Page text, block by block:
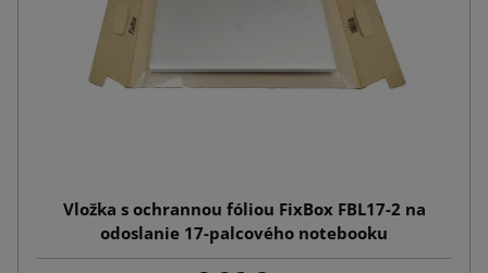
Vložka s ochrannou fóliou FixBox FBL17-2 na
odoslanie 17-palcového notebooku